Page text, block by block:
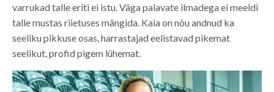
varrukad talle eriti ei istu. Väga palavate ilmadega ei meeldi
talle mustas riietuses mängida. Kaia on nõu andnud ka
seeliku pikkuse osas, harrastajad eelistavad pikemat
seelikut, profid pigem lühemat.